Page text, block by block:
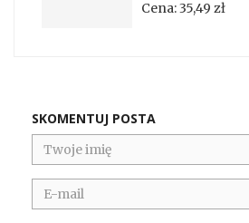
Cena:35,49 zł
SKOMENTUJ POSTA